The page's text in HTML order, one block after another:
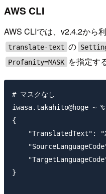
AWS CLI
AWS CLIでは、v2.4.2から利
translate-text の
Profanity=MASK を指定す
# マスクなし
iwasa.takahito@hoge
{
"TranslatedText":
}